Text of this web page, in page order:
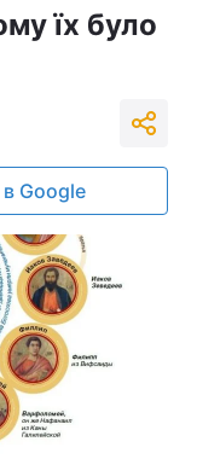
їх було
в Google